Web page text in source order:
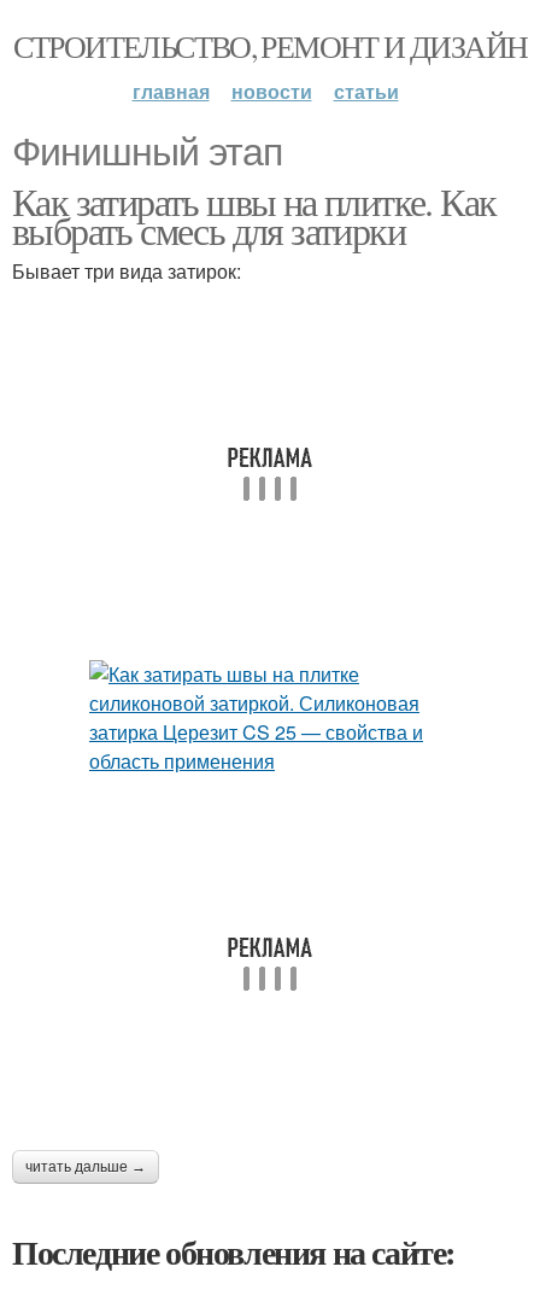
СТРОИТЕЛЬСТВО, РЕМОНТ И ДИЗАЙН
главная новости статьи
Финишный этап
Как затирать швы на плитке. Как
выбрать смесь для затирки
Бывает три вида затирок:
читать дальше →
Последние обновления на сайте: